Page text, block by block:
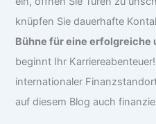
knüpfen Sie dauerhafte
Bühne für eine erfolgreiche
beginnt Ihr
internationaler
auf diesem Blog auch